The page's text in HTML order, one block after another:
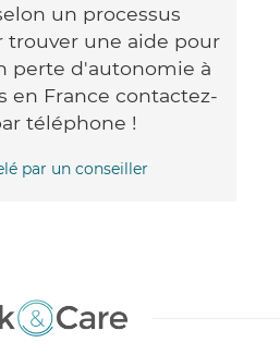
un processus
trouver une aide pour
perte d'autonomie à
en France contactez-
téléphone !
par un conseiller